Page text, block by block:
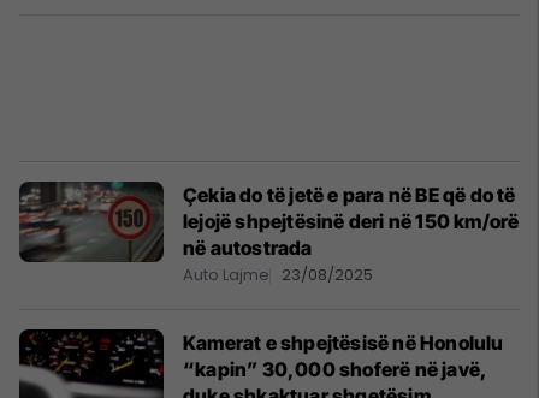
Çekia do të jetë e para në BE që do të
lejojë shpejtësinë deri në 150 km/orë
në autostrada
Auto Lajme 23/08/2025
Kamerat e shpejtësisë në Honolulu
“kapin” 30,000 shoferë në javë,